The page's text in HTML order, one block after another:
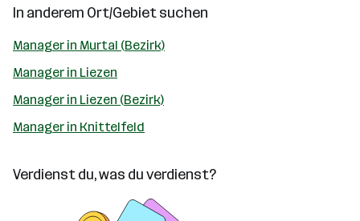
In anderem Ort/Gebiet suchen
Manager in Murtal (Bezirk)
Manager in Liezen
Manager in Liezen (Bezirk)
Manager in Knittelfeld
Verdienst du, was du verdienst?